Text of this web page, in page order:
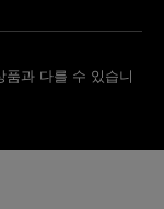
과 다를 수 있습니